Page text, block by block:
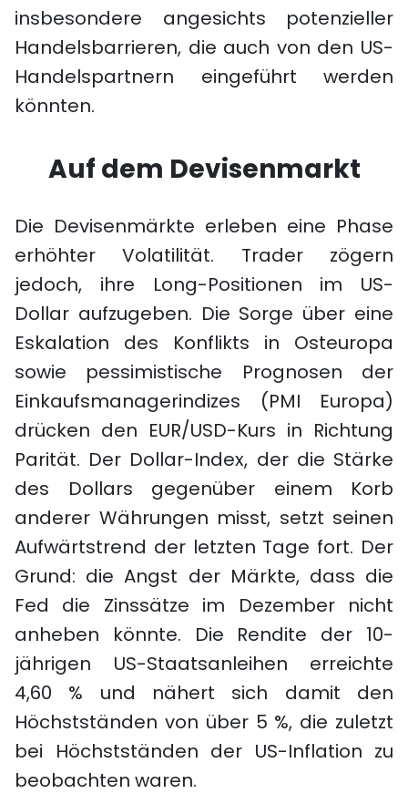
insbesondere angesichts potenzieller
Handelsbarrieren, die auch von den US-
Handelspartnern eingeführt werden
könnten.
Auf dem Devisenmarkt
Die Devisenmärkte erleben eine Phase
erhöhter Volatilität. Trader zögern
jedoch, ihre Long-Positionen im US-
Dollar aufzugeben. Die Sorge über eine
Eskalation des Konflikts in Osteuropa
sowie pessimistische Prognosen der
Einkaufsmanagerindizes (PMI Europa)
drücken den EUR/USD-Kurs in Richtung
Parität. Der Dollar-Index, der die Stärke
des Dollars gegenüber einem Korb
anderer Währungen misst, setzt seinen
Aufwärtstrend der letzten Tage fort. Der
Grund: die Angst der Märkte, dass die
Fed die Zinssätze im Dezember nicht
anheben könnte. Die Rendite der 10-
jährigen US-Staatsanleihen erreichte
4,60 % und nähert sich damit den
Höchstständen von über 5 %, die zuletzt
bei Höchstständen der US-Inflation zu
beobachten waren.